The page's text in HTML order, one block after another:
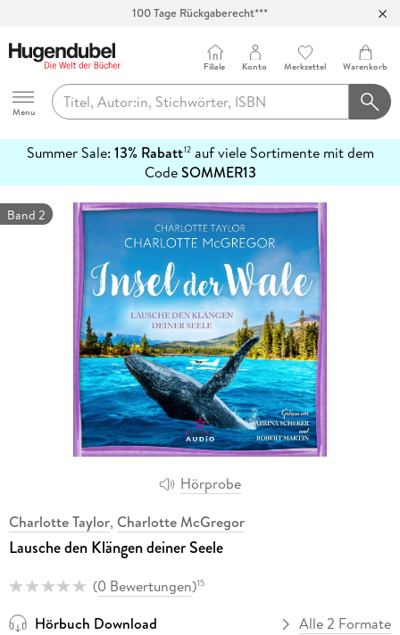
100 Tage Rückgaberecht***
Hugendubel
Menu
Filiale Konto Merkzettel Warenkorb
Summer Sale: 13% Rabatt12auf viele Sortimente mit dem
CodeSOMMER13
erfahren
Hörprobe
Band 2
Charlotte Taylor, Charlotte McGregor
Lausche den Klängen deiner Seele
(0 Bewertungen)15
Hörbuch Download Alle 2 Formate